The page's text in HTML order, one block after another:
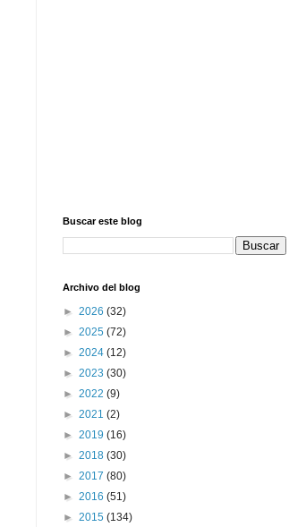
Buscar este blog
Archivo del blog
► 2026 (32)
► 2025 (72)
► 2024 (12)
► 2023 (30)
► 2022 (9)
► 2021 (2)
► 2019 (16)
► 2018 (30)
► 2017 (80)
► 2016 (51)
► 2015 (134)